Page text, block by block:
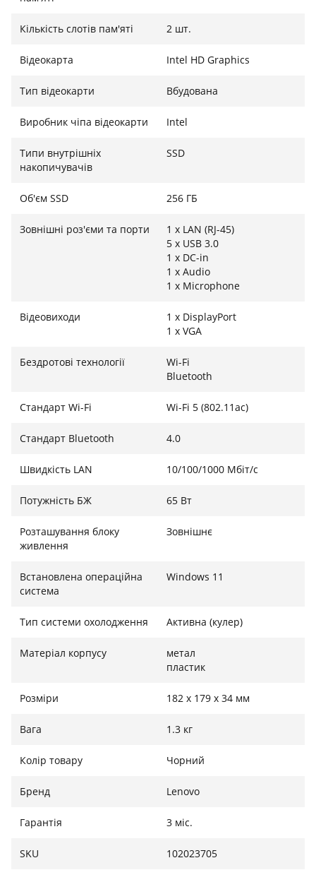
роблять його зручним для транспортування або
для дому, офісу чи навчальних закладів, де важливі
Кількість слотів пам'яті 2 шт.
Відеокарта Intel HD Graphics
Тип відеокарти Вбудована
Виробник чіпа відеокарти Intel
Типи внутрішніх
накопичувачів
SSD
Об'єм SSD 256 ГБ
Зовнішні роз'єми та порти
1 x LAN (RJ-45)
5 x USB 3.0
1 x DC-in
1 x Audio
1 x Microphone
Відеовиходи
1 x DisplayPort
1 x VGA
Бездротові технології
Wi-Fi
Bluetooth
Стандарт Wi-Fi Wi-Fi 5 (802.11ac)
Стандарт Bluetooth 4.0
Швидкість LAN 10/100/1000 Мбіт/с
Потужність БЖ 65 Вт
Розташування блоку
живлення
Зовнішнє
Встановлена операційна
система
Windows 11
Тип системи охолодження Активна (кулер)
Матеріал корпусу
метал
пластик
Розміри 182 x 179 x 34 мм
Вага 1.3 кг
Колір товару Чорний
Бренд Lenovo
Гарантія 3 міс.
SKU 102023705